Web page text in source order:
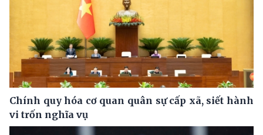
Chính quy hóa cơ quan quân sự cấp xã, siết hành
vi trốn nghĩa vụ